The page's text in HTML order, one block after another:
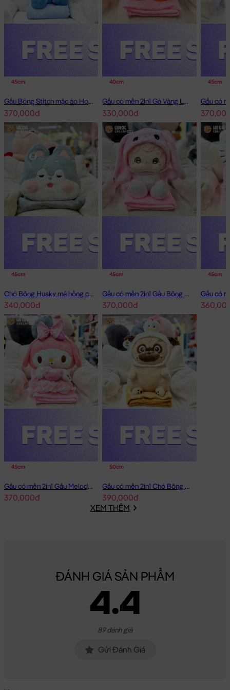
Vịt Bông Vàng có mền 2in1
Vịt Bông Vàng có mền 2in1 đang nằm trong danh sách những
sản phẩmGấu Bông Gối Mền 2in1
BÁN CHẠY và đang được các
bạn trẻ YÊU THÍCH NHẤT.
Vịt Bông Vàng có mền 2in1
được thiết kế với 1 kích thước Gấu
Bông lớn nhỏ khác nhau: 40cm
Cách đo Size Gấu Bông:
Gấu Ngồi (có chân): được đo từ đầu đến mông + từ
mông đến chân (Theo chữ L)
lông cao cấp, bên trong Gấu được nhồi 100% gòn trắng đàn hồi
tinh khiết, giúp Vịt Bông Vàng có mền 2in1 rất căng bông, êm ái
lập tức bạn sẽ được tích lũy điểm =
giá trị đơn hàng đã mua
cho lần mua kế tiếp.
Đặc biệt, với số điện thoại đã đăng ký, Gấu Bông của
bạn mua sẽ được bảo hành đường chỉ may trọn đời tại Shop.
Gấu của bạn bị bung chỉ? bạn cứ mang gấu đến cửa hàng &
45cm
Gấu Bông Stitch mặc áo Hoodie Jean có mền 2in1
370,000đ
40cm
Gấu có mền 2in1 Gà Vàng Lông Smooth
330,000đ
45cm
45cm
Chó Bông Husky má hồng có mền 2in1
340,000đ
45cm
Gấu có mền 2in1 Gấu Bông Little Boy
370,000đ
45cm
45cm
Gấu có mền 2in1 Gấu Melody Đầm Hồng Ôm Tim
370,000đ
50cm
Gấu có mền 2in1 Chó Bông Mặt Xệ Đội Gà
390,000đ
XEM THÊM
ĐÁNH GIÁ SẢN PHẨM
4.4
89 đánh giá
Gửi Đánh Giá